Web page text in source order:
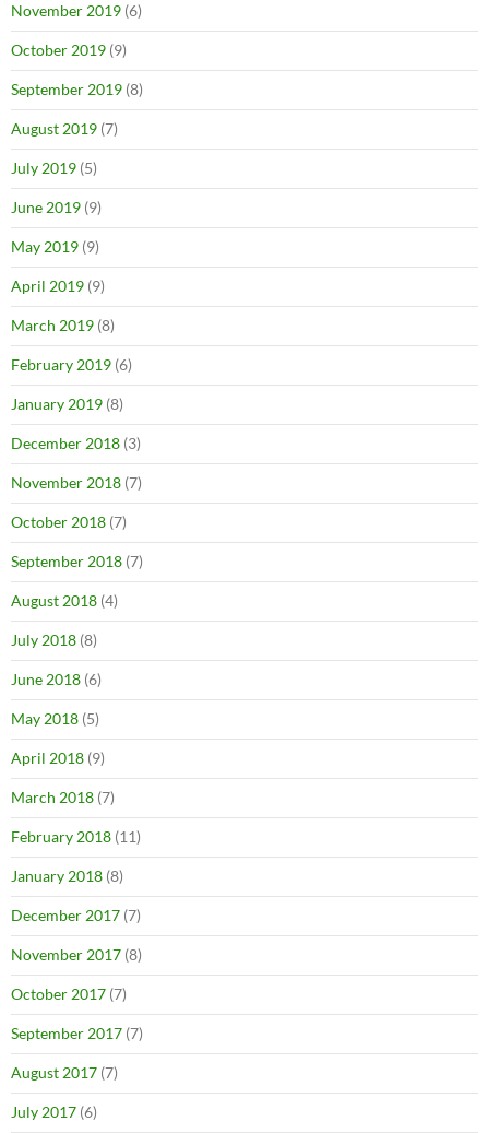
November 2019 (6)
October 2019 (9)
September 2019 (8)
August 2019 (7)
July 2019 (5)
June 2019 (9)
May 2019 (9)
April 2019 (9)
March 2019 (8)
February 2019 (6)
January 2019 (8)
December 2018 (3)
November 2018 (7)
October 2018 (7)
September 2018 (7)
August 2018 (4)
July 2018 (8)
June 2018 (6)
May 2018 (5)
April 2018 (9)
March 2018 (7)
February 2018 (11)
January 2018 (8)
December 2017 (7)
November 2017 (8)
October 2017 (7)
September 2017 (7)
August 2017 (7)
July 2017 (6)